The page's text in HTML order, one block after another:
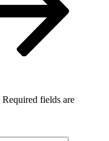
Required fields are